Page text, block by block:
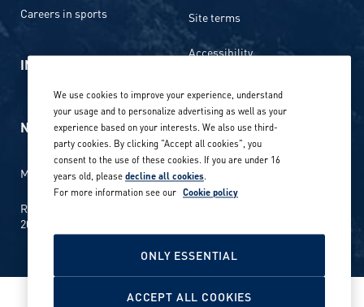
Careers in sports
INVESTORS
NEWSROOM
Media contacts and materials
Reports and releases 2016–
2019
Site terms
Accessibility
Cookie Policy
Cookie settings
© Amer Sports 2026
We use cookies to improve your experience, understand
your usage and to personalize advertising as well as your
experience based on your interests. We also use third-
party cookies. By clicking "Accept all cookies", you
consent to the use of these cookies. If you are under 16
years old, pleasedecline all cookies.
For more information see our Cookie policy
ONLY ESSENTIAL
ACCEPT ALL COOKIES